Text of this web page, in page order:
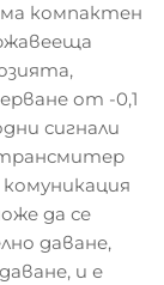
компактен
от -0,1
сигнали
да се
даване,
и е